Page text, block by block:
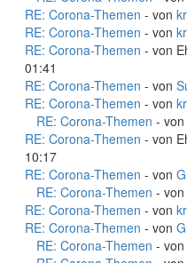
RE: Corona-Themen - von
RE: Corona-Themen - von
RE: Corona-Themen - von
01:41
RE: Corona-Themen - von
RE: Corona-Themen - von
RE: Corona-Themen - von
RE: Corona-Themen - von
10:17
RE: Corona-Themen - von
RE: Corona-Themen - von
RE: Corona-Themen - von
RE: Corona-Themen - von
RE: Corona-Themen - von